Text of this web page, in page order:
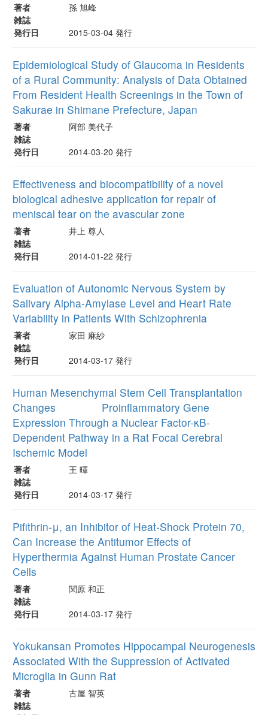
著者
孫 旭峰
雑誌
発行日
2015-03-04 発行
Epidemiological Study of Glaucoma in Residents
of a Rural Community: Analysis of Data Obtained
From Resident Health Screenings in the Town of
Sakurae in Shimane Prefecture, Japan
著者
阿部 美代子
雑誌
発行日
2014-03-20 発行
Effectiveness and biocompatibility of a novel
biological adhesive application for repair of
meniscal tear on the avascular zone
著者
井上 尊人
雑誌
発行日
2014-01-22 発行
Evaluation of Autonomic Nervous System by
Salivary Alpha-Amylase Level and Heart Rate
Variability in Patients With Schizophrenia
著者
家田 麻紗
雑誌
発行日
2014-03-17 発行
Human Mesenchymal Stem Cell Transplantation
Changes Proinflammatory Gene
Expression Through a Nuclear Factor-κB-
Dependent Pathway in a Rat Focal Cerebral
Ischemic Model
著者
王 暉
雑誌
発行日
2014-03-17 発行
Pifithrin-μ, an Inhibitor of Heat-Shock Protein 70,
Can Increase the Antitumor Effects of
Hyperthermia Against Human Prostate Cancer
Cells
著者
関原 和正
雑誌
発行日
2014-03-17 発行
Yokukansan Promotes Hippocampal Neurogenesis
Associated With the Suppression of Activated
Microglia in Gunn Rat
著者
古屋 智英
雑誌